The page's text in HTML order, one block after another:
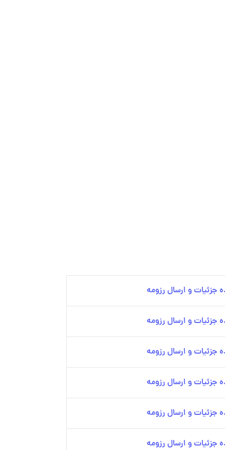
جزئیات و ارسال رزومه
جزئیات و ارسال رزومه
جزئیات و ارسال رزومه
جزئیات و ارسال رزومه
جزئیات و ارسال رزومه
جزئیات و ارسال رزومه